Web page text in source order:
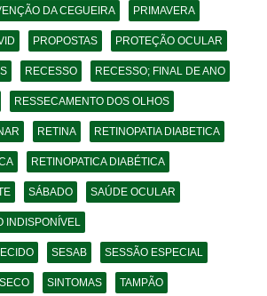
DA CEGUEIRA PRIMAVERA
PROPOSTAS PROTEÇÃO OCULAR
RECESSO RECESSO; FINAL DE ANO
RESSECAMENTO DOS OLHOS
RETINA RETINOPATIA DIABETICA
RETINOPATICA DIABÉTICA
SÁBADO SAÚDE OCULAR
INDISPONÍVEL
SESAB SESSÃO ESPECIAL
SINTOMAS TAMPÃO